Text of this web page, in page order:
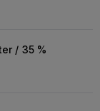
/ 35 %